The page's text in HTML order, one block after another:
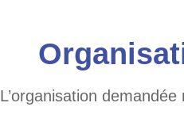
L’organisation